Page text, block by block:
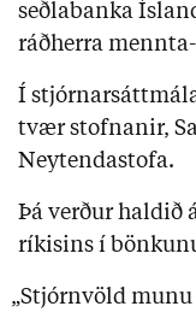
seðlabanka
ráðherra
Í
tvær stofnanir,
Neytendastofa.
Þá verður haldið
ríkisins í
„Stjórnvöld